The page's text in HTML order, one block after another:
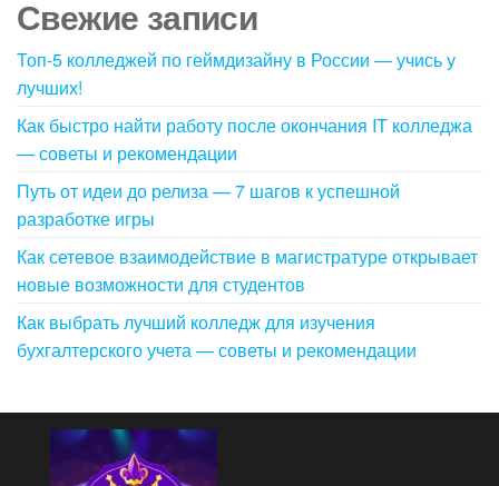
Свежие записи
Топ-5 колледжей по геймдизайну в России — учись у
лучших!
Как быстро найти работу после окончания IT колледжа
— советы и рекомендации
Путь от идеи до релиза — 7 шагов к успешной
разработке игры
Как сетевое взаимодействие в магистратуре открывает
новые возможности для студентов
Как выбрать лучший колледж для изучения
бухгалтерского учета — советы и рекомендации